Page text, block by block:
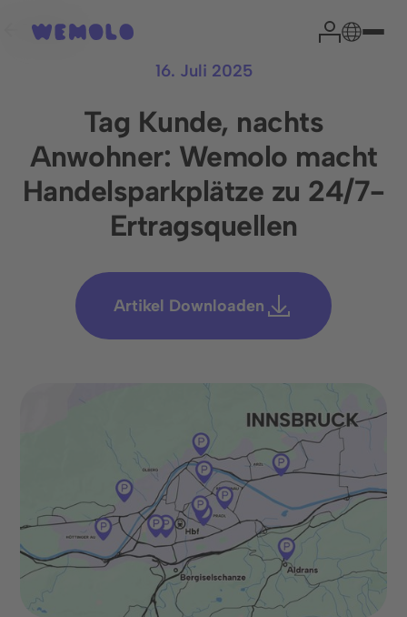
16. Juli 2025
Tag Kunde, nachts
Anwohner: Wemolo macht
Handelsparkplätze zu 24/7-
Ertragsquellen
Artikel Downloaden
Zurück
Ihr Park-Experte
Niklas Garrn
Einschätzung Ihrer Situation die wichtigsten Fragen
Zusammenarbeit ebnet.
Termin buchen